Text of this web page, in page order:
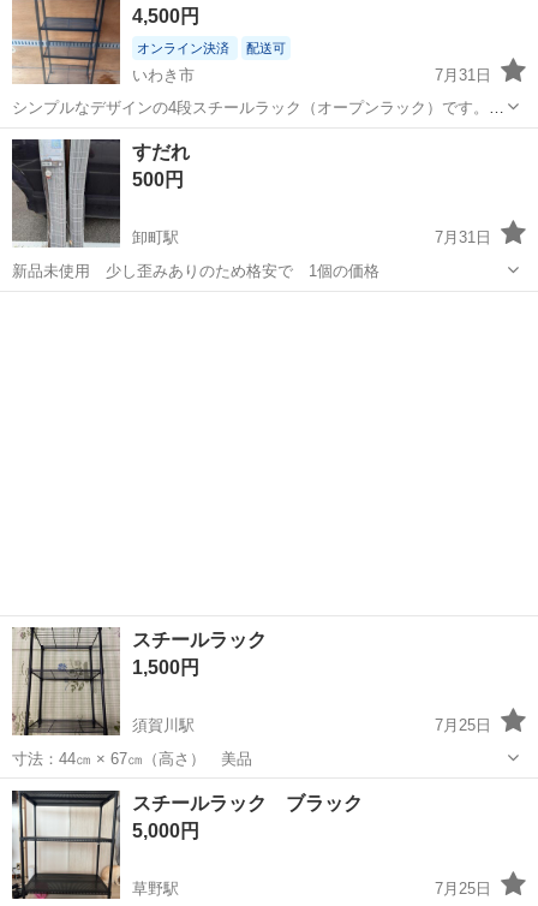
4,500円
オンライン決済 配送可
いわき市
7月31日
シンプルなデザインの4段スチールラック（オープンラック）です。
ブラックカラーでインテリアにも合わせやすく、リビング・キッチ
ン・ランドリー・玄関・ガレージなど様々な場所でお使いいただけま
す。 メッシュ棚なので通気性が良く...
福島 いわき市 収納家具
すだれ
500円
卸町駅
7月31日
新品未使用 少し歪みありのため格安で 1個の価格
スチールラック
1,500円
須賀川駅
7月25日
寸法：44㎝ × 67㎝（高さ） 美品
福島 須賀川市 収納家具
スチールラック ブラック
5,000円
草野駅
7月25日